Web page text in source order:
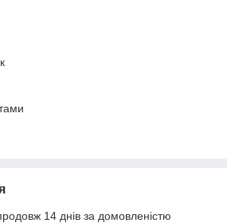
14 днів за домовленістю